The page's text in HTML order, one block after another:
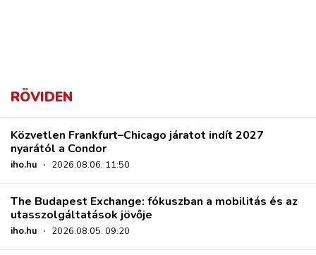
RÖVIDEN
Közvetlen Frankfurt–Chicago járatot indít 2027
nyarától a Condor
iho.hu · 2026.08.06. 11:50
The Budapest Exchange: fókuszban a mobilitás és az
utasszolgáltatások jövője
iho.hu · 2026.08.05. 09:20